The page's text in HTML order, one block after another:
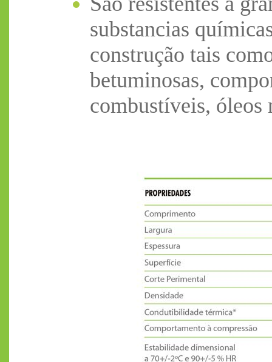
substancias
construção tais
betuminosas,
combustíveis, óleos